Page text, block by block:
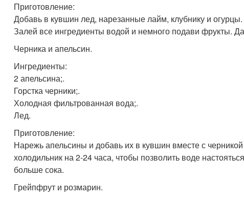
Приготовление:
Добавь в кувшин лед, нарезанные лайм, клубнику и
Залей все ингредиенты водой и немного подави фрукты.
Черника и апельсин.
Ингредиенты:
2 апельсина;.
Горстка черники;.
Холодная фильтрованная вода;.
Лед.
Приготовление:
Нарежь апельсины и добавь их в кувшин вместе с
холодильник на 2-24 часа, чтобы позволить воде
больше сока.
Грейпфрут и розмарин.